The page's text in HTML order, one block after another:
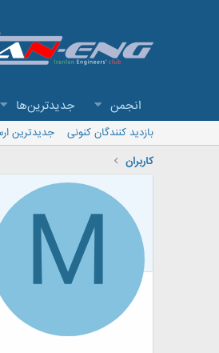
انجمن جدیدترین‌ها
بازدید کنندگان کنونی جدیدترین
کاربران
M